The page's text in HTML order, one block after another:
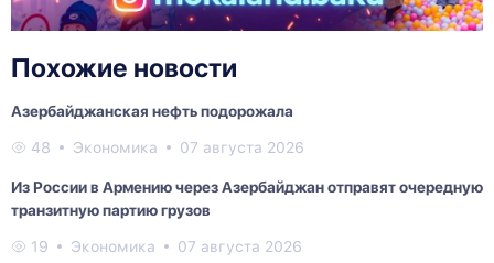
Похожие новости
Азербайджанская нефть подорожала
48 Экономика 07 августа 2026
Из России в Армению через Азербайджан отправят очередную
транзитную партию грузов
19 Экономика 07 августа 2026